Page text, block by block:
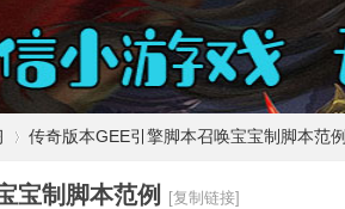
传奇版本GEE引擎脚本召唤宝宝制脚本范例
宝制脚本范例 [复制链接]